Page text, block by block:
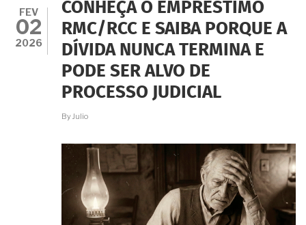
FEV
02
2026
CONHEÇA O EMPRÉSTIMO
RMC/RCC E SAIBA PORQUE A
DÍVIDA NUNCA TERMINA E
PODE SER ALVO DE
PROCESSO JUDICIAL
By Julio